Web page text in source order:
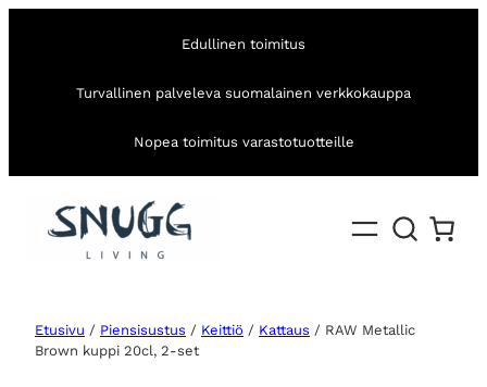
Edullinen toimitus
Turvallinen palveleva suomalainen verkkokauppa
Nopea toimitus varastotuotteille
Etusivu / Piensisustus / Keittiö / Kattaus / RAW Metallic
Brown kuppi 20cl, 2-set